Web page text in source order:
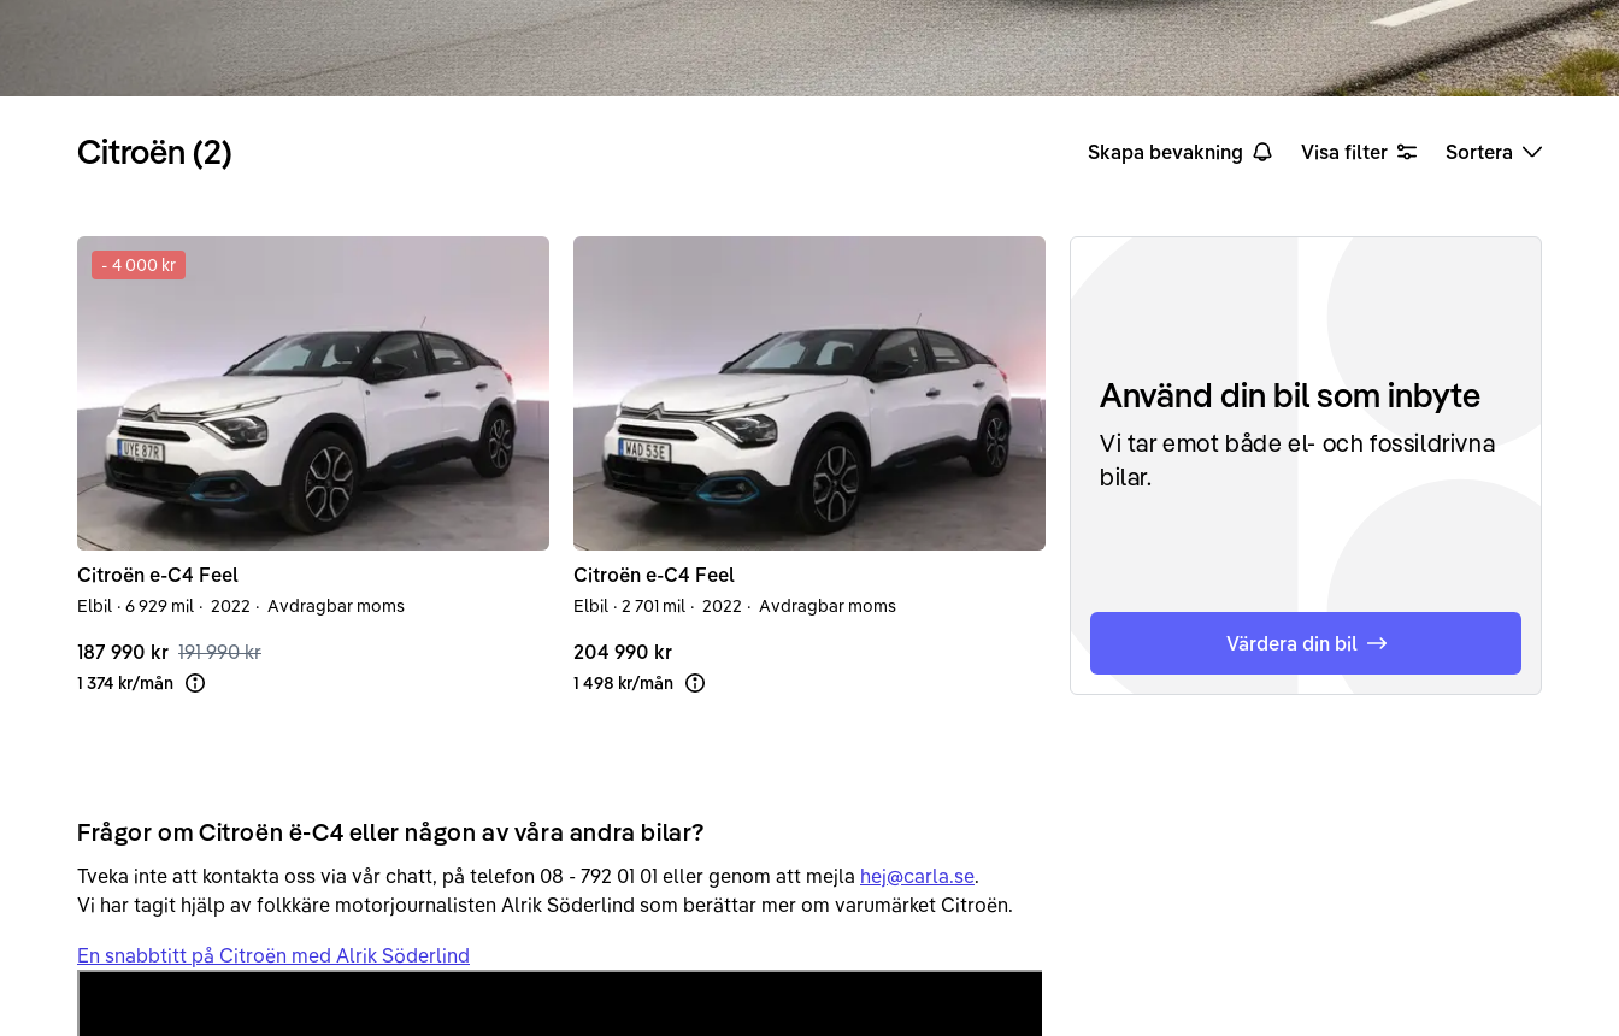
Citroën (2) Skapa bevakning Visa filter Sortera
- 4 000 kr
Citroën e-C4 Feel
Elbil · 6 929 mil · 2022 · Avdragbar moms
187 990 kr 191 990 kr
1 374 kr/mån Läs mer om finansiering
Citroën e-C4 Feel
Elbil · 2 701 mil · 2022 · Avdragbar moms
204 990 kr
1 498 kr/mån Läs mer om finansiering
Använd din bil som inbyte
Vi tar emot både el- och fossildrivna
bilar.
Värdera din bil
Frågor om Citroën ë-C4 eller någon av våra andra bilar?
Tveka inte att kontakta oss via vår chatt, på telefon 08 - 792 01 01 eller genom att mejla hej@carla.se.
Vi har tagit hjälp av folkkäre motorjournalisten Alrik Söderlind som berättar mer om varumärket Citroën.
En snabbtitt på Citroën med Alrik Söderlind